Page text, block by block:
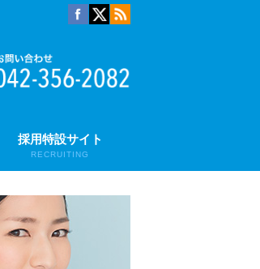
採用特設サイト
RECRUITING